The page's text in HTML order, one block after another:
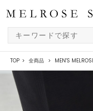
TOP 全商品 MEN'S